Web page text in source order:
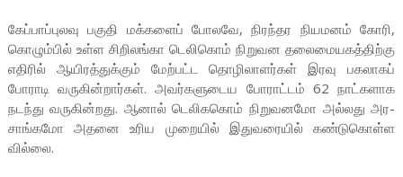
கேப்­பாப்­புலவு பகுதி மக்­களைப் போலவே, நிரந்­தர நிய­மனம் கோரி,
கொழும்பில் உள்ள சிறி­லங்கா டெலிகொம் நிறுவன தலை­மை­ய­கத்­திற்கு
எதிரில் ஆயி­ரத்­துக்கும் மேற்­பட்ட தொழி­லா­ளர்கள் இரவு பக­லாகப்
போராடி வரு­கின்­றார்கள். அவர்­க­ளு­டைய போராட்டம் 62 நாட்­க­ளாக
நடந்து வரு­கின்­றது. ஆனால் டெலி­ககொம் நிறு­வ­னமோ அல்­லது அர­
சாங்­கமோ அதனை உரிய முறையில் இது­வ­ரையில் கண்­டு­கொள்ள
வில்லை.